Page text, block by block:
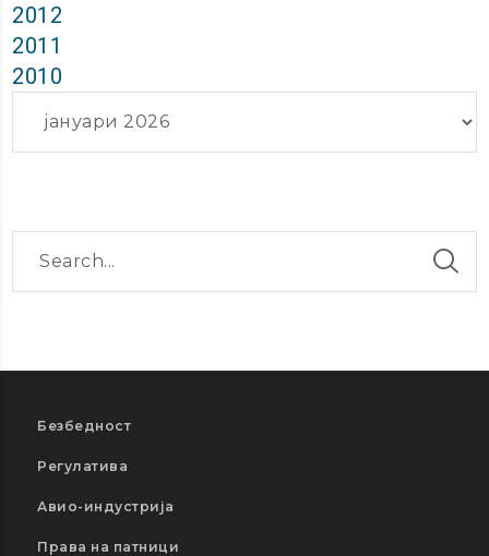
2012
2011
2010
Безбедност
Регулатива
Авио-индустрија
Права на патници